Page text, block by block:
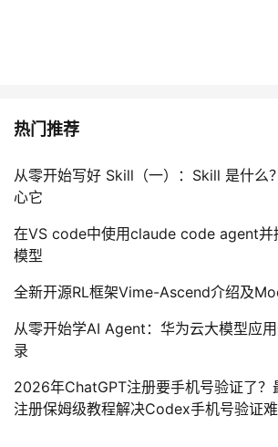
热门推荐
从零开始写好 Skill（一）：Skill 是什么
心它
在VS code中使用claude code agent
模型
全新开源RL框架Vime-Ascend介绍及
从零开始学AI Agent：华为云大模型应
录
2026年ChatGPT注册要手机号验证了？
注册保姆级教程解决Codex手机号验证